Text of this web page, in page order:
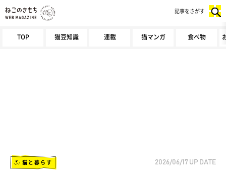
TOP 猫豆知識 連載 猫マンガ 食べ物
記事をさがす
猫と暮らす 2026/06/17 UP DATE